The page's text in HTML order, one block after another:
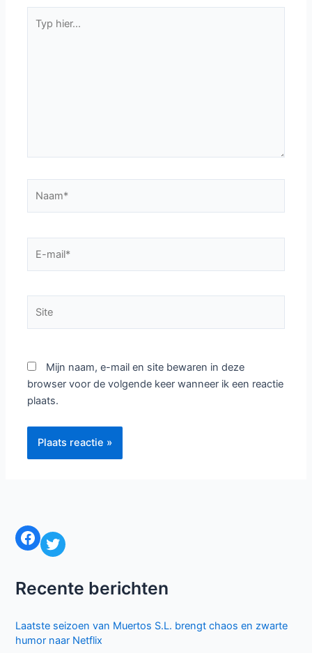
hier...
mail*
Mijn naam, e-mail en site bewaren in deze
browser voor de volgende keer wanneer ik een reactie
plaats.
Facebook Twitter
Recente berichten
Laatste seizoen van Muertos S.L. brengt chaos en zwarte
humor naar Netflix